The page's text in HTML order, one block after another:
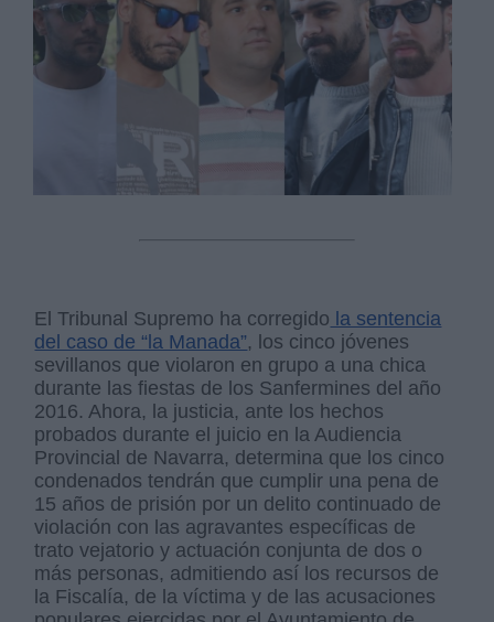
El Tribunal Supremo ha corregido la sentencia
del caso de “la Manada”, los cinco jóvenes
sevillanos que violaron en grupo a una chica
durante las fiestas de los Sanfermines del año
2016. Ahora, la justicia, ante los hechos
probados durante el juicio en la Audiencia
Provincial de Navarra, determina que los cinco
condenados tendrán que cumplir una pena de
15 años de prisión por un delito continuado de
violación con las agravantes específicas de
trato vejatorio y actuación conjunta de dos o
más personas, admitiendo así los recursos de
la Fiscalía, de la víctima y de las acusaciones
link
Información adicional
link